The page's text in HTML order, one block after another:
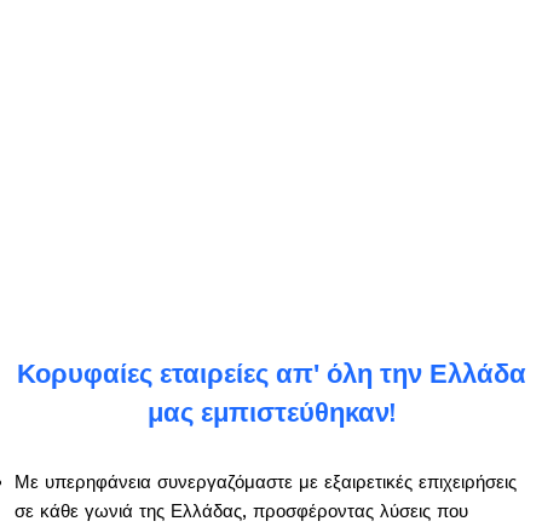
Κορυφαίες εταιρείες απ' όλη την Ελλάδα
μας εμπιστεύθηκαν!
Με υπερηφάνεια συνεργαζόμαστε με εξαιρετικές επιχειρήσεις
σε κάθε γωνιά της Ελλάδας, προσφέροντας λύσεις που